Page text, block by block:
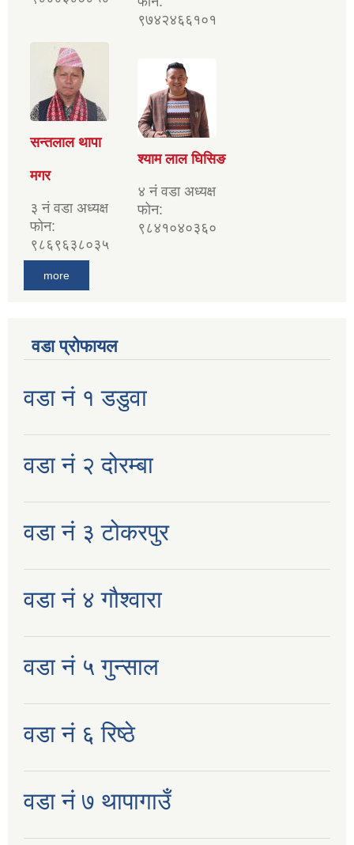
९७४२४६६१०१
सन्तलाल थापा
मगर
३ नं वडा अध्यक्ष
फोन:
९८६९६३८०३५
श्याम लाल घिसिङ
४ नं वडा अध्यक्ष
फोन:
९८४१०४०३६०
more
वडा प्रोफायल
वडा नं १ डडुवा
वडा नं २ दोरम्बा
वडा नं ३ टोकरपुर
वडा नं ४ गौश्वारा
वडा नं ५ गुन्साल
वडा नं ६ रिष्ठे
वडा नं ७ थापागाउँ